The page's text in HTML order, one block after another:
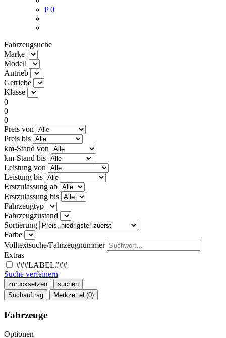
P 0
Fahrzeugsuche
Marke
Modell
Antrieb
Getriebe
Klasse
0
0
0
Preis von
Preis bis
km-Stand von
km-Stand bis
Leistung von
Leistung bis
Erstzulassung ab
Erstzulassung bis
Fahrzeugtyp
Fahrzeugzustand
Sortierung
Farbe
Volltextsuche/Fahrzeugnummer
Extras
###LABEL###
Suche verfeinern
zurücksetzen
suchen
Suchauftrag
Merkzettel (0)
Fahrzeuge
Optionen